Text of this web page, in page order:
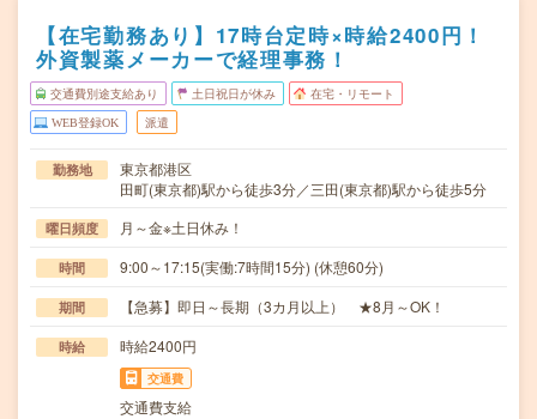
【在宅勤務あり】17時台定時×時給2400円！
外資製薬メーカーで経理事務！
交通費別途支給あり 土日祝日が休み 在宅・リモート
WEB登録OK 派遣
勤務地
東京都港区
田町(東京都)駅から徒歩3分／三田(東京都)駅から徒歩5分
曜日頻度 月～金※土日休み！
時間 9:00～17:15(実働:7時間15分) (休憩60分)
期間 【急募】即日～長期（3カ月以上） ★8月～OK！
時給 時給2400円
交通費
交通費支給